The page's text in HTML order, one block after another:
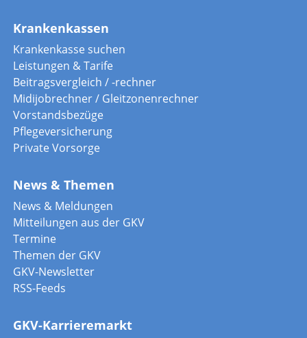
Krankenkassen
Krankenkasse suchen
Leistungen & Tarife
Beitragsvergleich / -rechner
Midijobrechner / Gleitzonenrechner
Vorstandsbezüge
Pflegeversicherung
Private Vorsorge
News & Themen
News & Meldungen
Mitteilungen aus der GKV
Termine
Themen der GKV
GKV-Newsletter
RSS-Feeds
GKV-Karrieremarkt